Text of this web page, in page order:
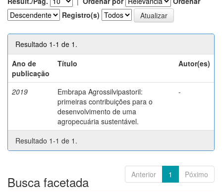
Registro(s)
Resultado 1-1 de 1.
Ano de
publicação
Título Autor(es)
2019
Embrapa Agrossilvipastoril:
primeiras contribuições para o
desenvolvimento de uma
agropecuária sustentável.
-
Resultado 1-1 de 1.
Anterior 1 Póximo
Busca facetada